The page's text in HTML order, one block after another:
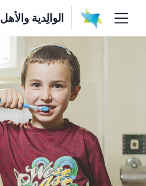
الوالِدية والأهل